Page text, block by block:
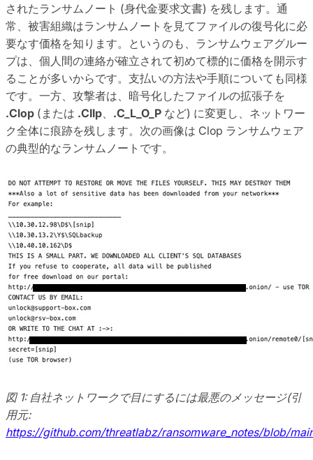
されたランサムノート (身代金要求文書) を残します。通
常、被害組織はランサムノートを見てファイルの復号化に必
要なす価格を知ります。というのも、ランサムウェアグルー
プは、個人間の連絡が確立されて初めて標的に価格を開示す
ることが多いからです。支払いの方法や手順についても同様
です。一方、攻撃者は、暗号化したファイルの拡張子を
.Clop (または .CIIp .C_L_O_P など) に変更し、ネットワー
ク全体に痕跡を残します。次の画像は Clop ランサムウェア
の典型的なランサムノートです。
図 1: 自社ネットワークで目にするには最悪のメッセージ(引
用元:
https://github.com/threatlabz/ransomware_notes/blob/